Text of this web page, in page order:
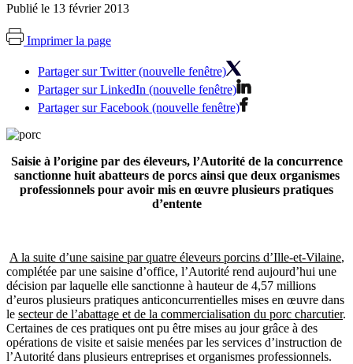
Publié le 13 février 2013
Imprimer la page
Partager sur Twitter (nouvelle fenêtre)
Partager sur LinkedIn (nouvelle fenêtre)
Partager sur Facebook (nouvelle fenêtre)
Saisie à l’origine par des éleveurs, l’Autorité de la concurrence
sanctionne huit abatteurs de porcs ainsi que deux organismes
professionnels pour avoir mis en œuvre plusieurs pratiques
d’entente
A la suite d’une saisine par quatre éleveurs porcins d’Ille-et-Vilaine,
complétée par une saisine d’office, l’Autorité rend aujourd’hui une
décision par laquelle elle sanctionne à hauteur de 4,57 millions
d’euros plusieurs pratiques anticoncurrentielles mises en œuvre dans
le secteur de l’abattage et de la commercialisation du porc charcutier.
Certaines de ces pratiques ont pu être mises au jour grâce à des
opérations de visite et saisie menées par les services d’instruction de
l’Autorité dans plusieurs entreprises et organismes professionnels.